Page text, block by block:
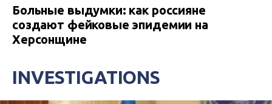
Больные выдумки: как россияне
создают фейковые эпидемии на
Херсонщине
INVESTIGATIONS